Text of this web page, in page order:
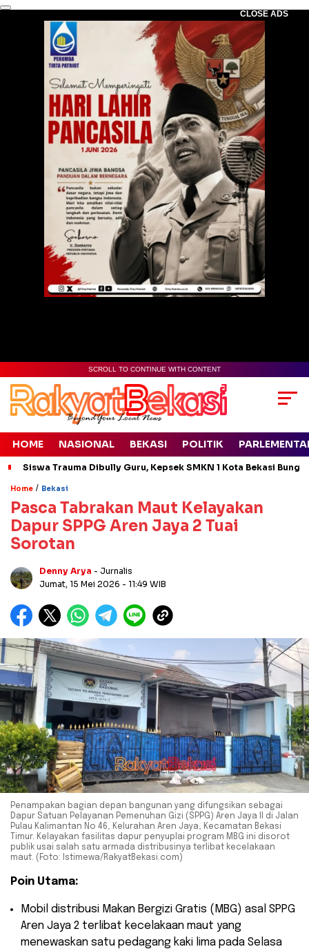
CLOSE ADS
SCROLL TO CONTINUE WITH CONTENT
HOME NASIONAL BEKASI POLITIK
Siswa Trauma Dibully Guru, Kepsek SMKN 1 Kota Bekasi
Home / Bekasi
Pasca Tabrakan Maut Kelayakan
Dapur SPPG Aren Jaya 2 Tuai
Sorotan
Denny Arya - Jurnalis
Jumat, 15 Mei 2026 - 11:49 WIB
Penampakan bagian depan bangunan yang difungsikan sebagai
Dapur Satuan Pelayanan Pemenuhan Gizi (SPPG) Aren Jaya II di Jalan
Pulau Kalimantan No 46, Kelurahan Aren Jaya, Kecamatan Bekasi
Timur. Kelayakan fasilitas dapur penyuplai program MBG ini disorot
publik usai salah satu armada distribusinya terlibat kecelakaan
maut. (Foto: Istimewa/RakyatBekasi.com)
Poin Utama:
​Mobil distribusi Makan Bergizi Gratis (MBG) asal SPPG
Aren Jaya 2 terlibat kecelakaan maut yang
menewaskan satu pedagang kaki lima pada Selasa